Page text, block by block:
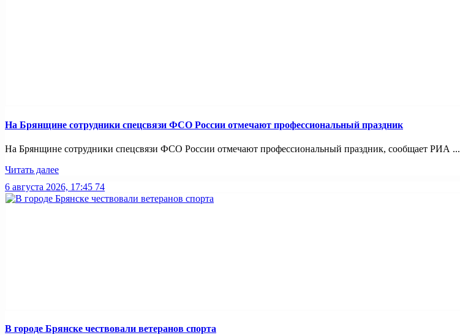
На Брянщине сотрудники спецсвязи ФСО России отмечают профессиональный праздник
На Брянщине сотрудники спецсвязи ФСО России отмечают профессиональный праздник, сообщает РИА ...
Читать далее
6 августа 2026, 17:45 74
В городе Брянске чествовали ветеранов спорта